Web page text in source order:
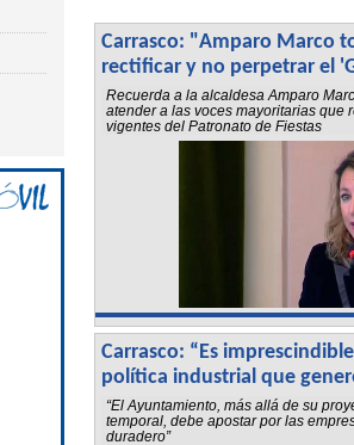
Carrasco: "Amparo Marco
rectificar y no perpetrar el
Recuerda a la alcaldesa Amparo
atender a las voces mayoritarias que
vigentes del Patronato de Fiestas
Carrasco: “Es
política industrial que
“El Ayuntamiento, más allá de su
temporal, debe apostar por las
duradero”